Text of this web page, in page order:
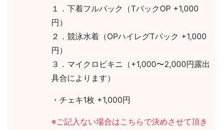
１．下着フルバック（TバックOP +1,000
円）
２．競泳水着（OPハイレグTバック +1,000
円）
３．マイクロビキニ（+1,000〜2,000円露出
具合によります）
・チェキ1枚 +1,000円
※ご記入ない場合はこちらで決めさせて頂き